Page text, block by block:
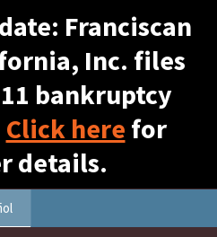
Franciscan
Inc. files
bankruptcy
Click here for
details.